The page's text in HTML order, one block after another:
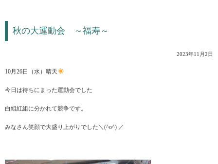
秋の大運動会 ～福寿～
2023年11月2日
10月26日（水）晴天
今日は待ちにまった運動会でした
白組紅組に分かれて競争です。
みなさん笑顔で大盛り上がりでした＼(^o^) ／